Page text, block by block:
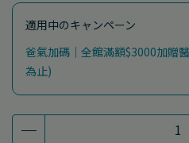
適用中のキャンペーン
爸氣加碼｜全館滿額$3000加贈
為止)